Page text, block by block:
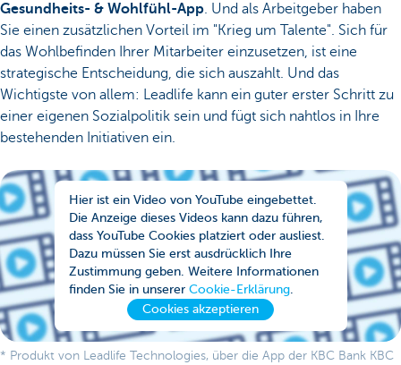
Gesundheits- & Wohlfühl-App. Und als Arbeitgeber haben
Sie einen zusätzlichen Vorteil im "Krieg um Talente". Sich für
das Wohlbefinden Ihrer Mitarbeiter einzusetzen, ist eine
strategische Entscheidung, die sich auszahlt. Und das
Wichtigste von allem: Leadlife kann ein guter erster Schritt zu
einer eigenen Sozialpolitik sein und fügt sich nahtlos in Ihre
bestehenden Initiativen ein.
Hier ist ein Video von YouTube eingebettet.
Die Anzeige dieses Videos kann dazu führen,
dass YouTube Cookies platziert oder ausliest.
Dazu müssen Sie erst ausdrücklich Ihre
Zustimmung geben. Weitere Informationen
finden Sie in unserer Cookie-Erklärung.
Cookies akzeptieren
* Produkt von Leadlife Technologies, über die App der KBC Bank KBC